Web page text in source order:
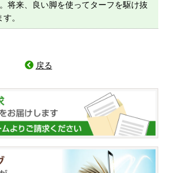
将来、良い脚を使ってターフを駆け抜
。
戻る